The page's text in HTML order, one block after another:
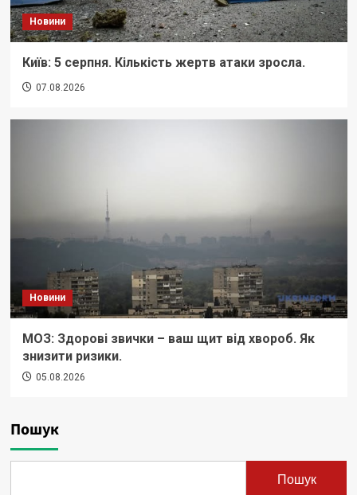
Новини
Київ: 5 серпня. Кількість жертв атаки зросла.
07.08.2026
Новини
МОЗ: Здорові звички – ваш щит від хвороб. Як
знизити ризики.
05.08.2026
Пошук
Пошук